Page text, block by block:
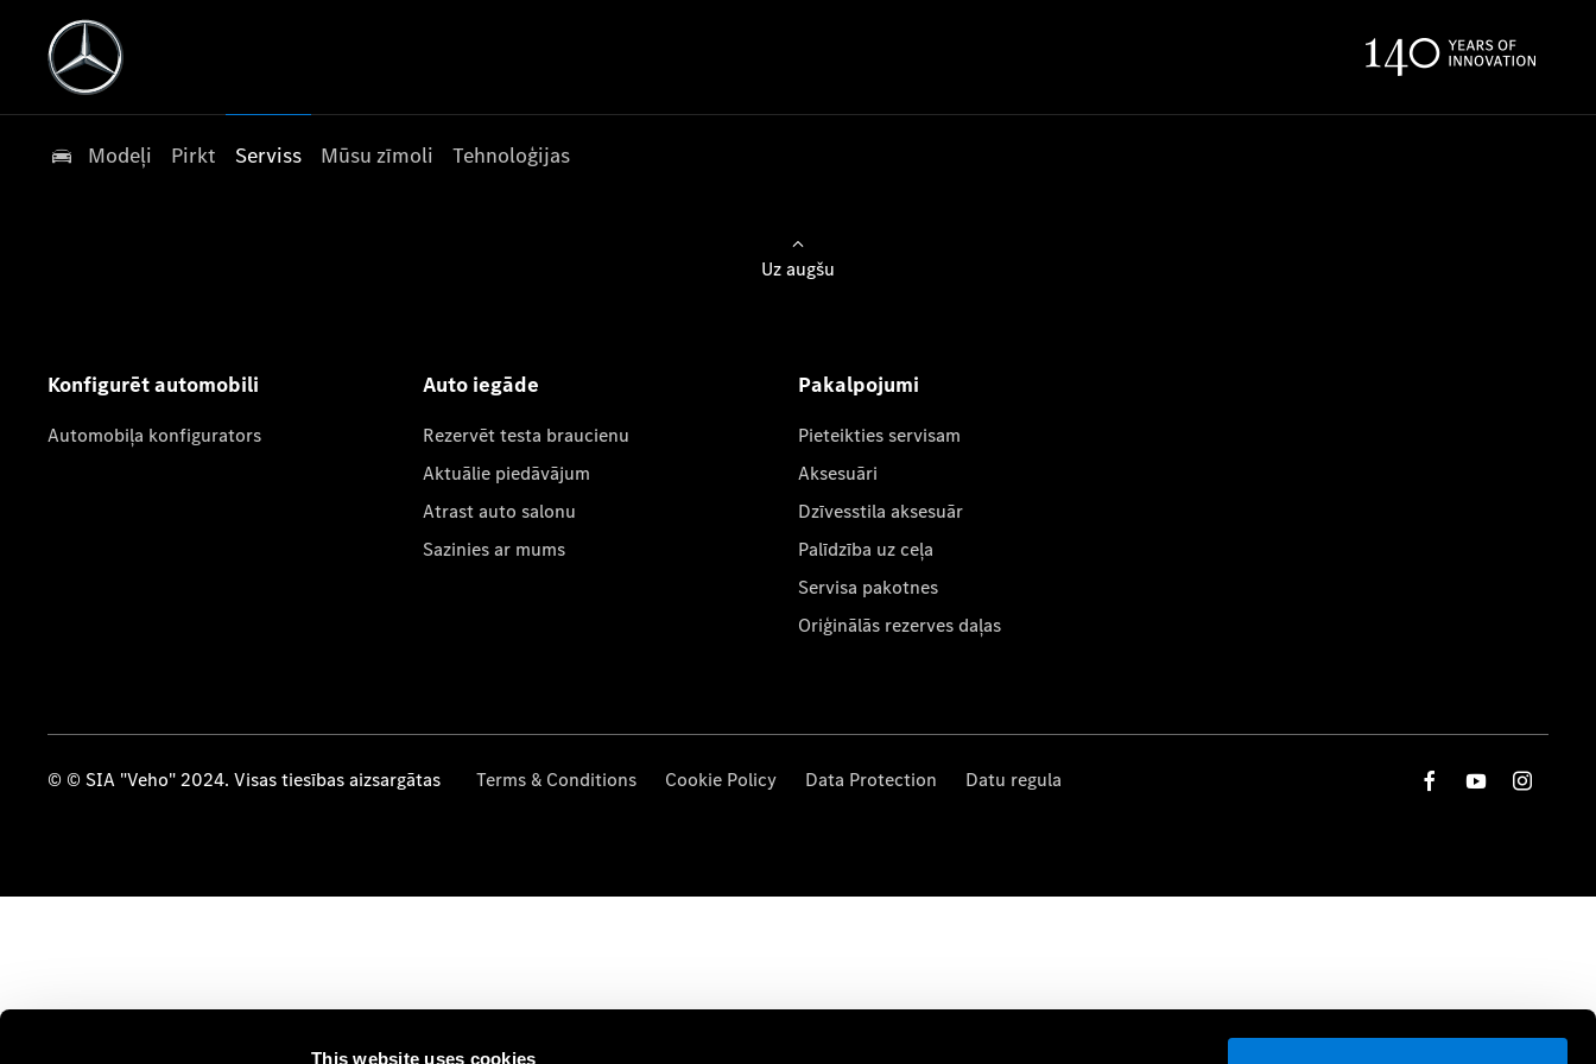
This website uses cookies
Modeļi Pirkt Serviss Mūsu zīmoli Tehnoloģijas
Uz augšu
Konfigurēt automobili
Automobiļa konfigurators
Auto iegāde
Rezervēt testa braucienu
Aktuālie piedāvājum
Atrast auto salonu
Sazinies ar mums
Pakalpojumi
Pieteikties servisam
Aksesuāri
Dzīvesstila aksesuār
Palīdzība uz ceļa
Servisa pakotnes
Oriģinālās rezerves daļas
© © SIA "Veho" 2024. Visas tiesības aizsargātas Terms & Conditions Cookie Policy Data Protection Datu regula